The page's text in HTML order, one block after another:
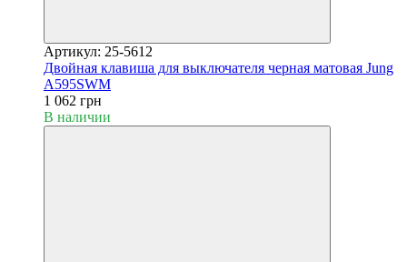
Артикул: 25-5612
Двойная клавиша для выключателя черная матовая Jung
A595SWM
1 062 грн
В наличии